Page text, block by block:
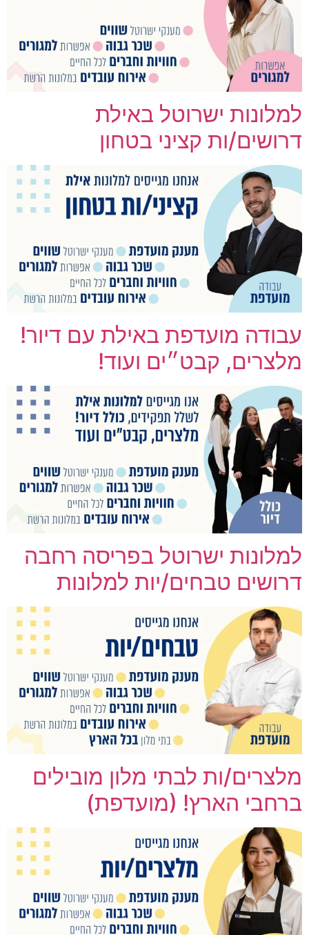
למלונות ישרוטל באילת
דרושים/ות קציני בטחון
עבודה מועדפת באילת עם דיור!
מלצרים, קבט״ים ועוד!
למלונות ישרוטל בפריסה רחבה
דרושים טבחים/יות למלונות
מלצרים/ות לבתי מלון מובילים
ברחבי הארץ! (מועדפת)